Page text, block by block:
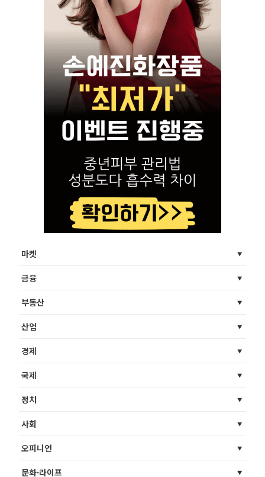
마켓
금융
부동산
산업
경제
국제
정치
사회
오피니언
문화·라이프